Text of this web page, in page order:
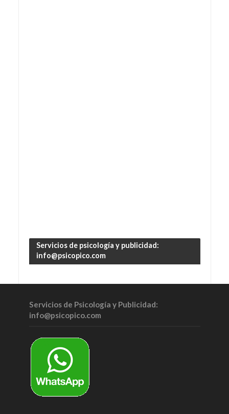
Servicios de psicología y publicidad:
info@psicopico.com
Servicios de Psicología y Publicidad:
info@psicopico.com